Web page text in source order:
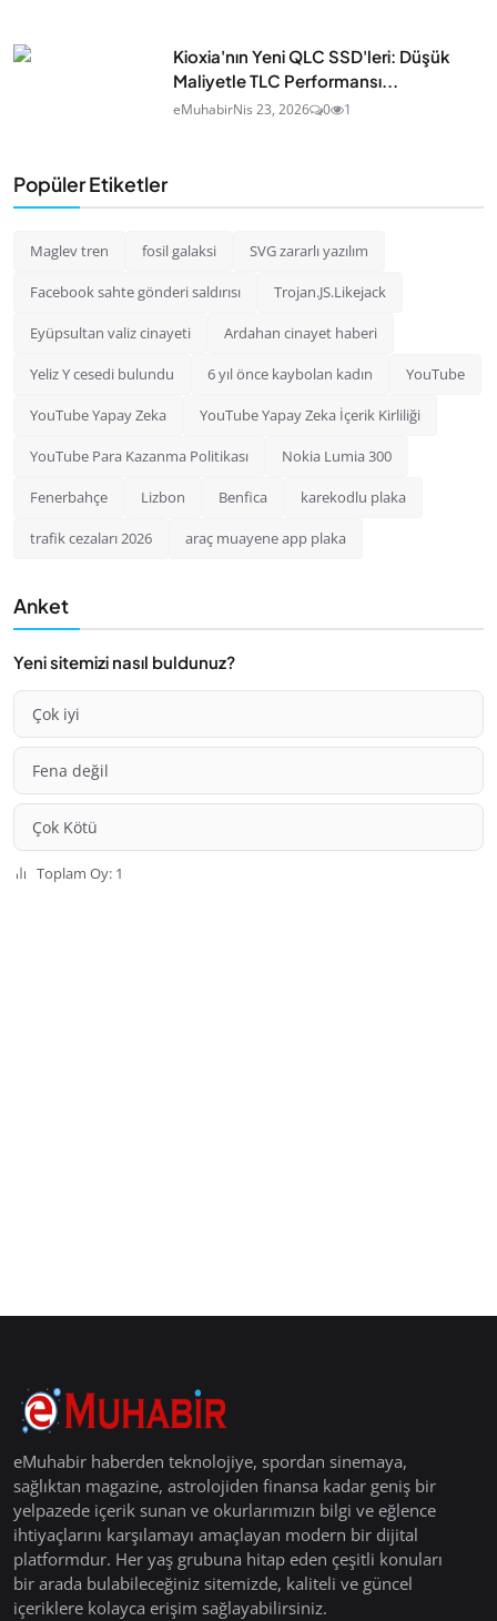
Kioxia'nın Yeni QLC SSD'leri: Düşük
Maliyetle TLC Performansı...
eMuhabirNis 23, 2026 0 1
Popüler Etiketler
Maglev tren fosil galaksi SVG zararlı yazılım
Facebook sahte gönderi saldırısı Trojan.JS.Likejack
Eyüpsultan valiz cinayeti Ardahan cinayet haberi
Yeliz Y cesedi bulundu 6 yıl önce kaybolan kadın YouTube
YouTube Yapay Zeka YouTube Yapay Zeka İçerik Kirliliği
YouTube Para Kazanma Politikası Nokia Lumia 300
Fenerbahçe Lizbon Benfica karekodlu plaka
trafik cezaları 2026 araç muayene app plaka
Anket
Yeni sitemizi nasıl buldunuz?
Çok iyi
Fena değil
Çok Kötü
Toplam Oy: 1
eMuhabir haberden teknolojiye, spordan sinemaya,
sağlıktan magazine, astrolojiden finansa kadar geniş bir
yelpazede içerik sunan ve okurlarımızın bilgi ve eğlence
ihtiyaçlarını karşılamayı amaçlayan modern bir dijital
platformdur. Her yaş grubuna hitap eden çeşitli konuları
bir arada bulabileceğiniz sitemizde, kaliteli ve güncel
içeriklere kolayca erişim sağlayabilirsiniz.